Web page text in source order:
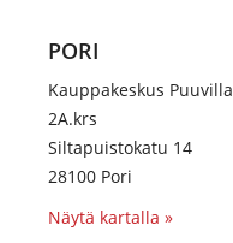
PORI
Kauppakeskus Puuvilla
2A.krs
Siltapuistokatu 14
28100 Pori
Näytä kartalla »